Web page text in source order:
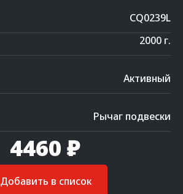
CQ0239L
2000 г.
Активный
Рычаг подвески
4460 ₽
Добавить в список